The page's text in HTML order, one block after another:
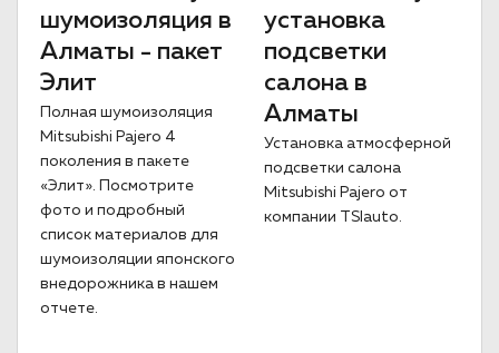
шумоизоляция в
Алматы - пакет
Элит
Полная шумоизоляция
Mitsubishi Pajero 4
поколения в пакете
«Элит». Посмотрите
фото и подробный
список материалов для
шумоизоляции японского
внедорожника в нашем
отчете.
установка
подсветки
салона в
Алматы
Установка атмосферной
подсветки салона
Mitsubishi Pajero от
компании TSIauto.